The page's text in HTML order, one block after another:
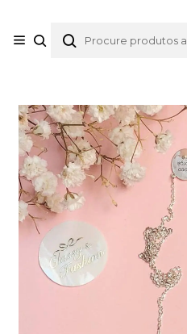
Início Catálogo